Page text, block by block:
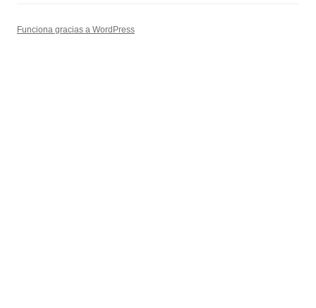
Funciona gracias a WordPress